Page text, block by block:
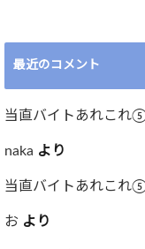
最近のコメント
当直バイトあれこれ
naka より
当直バイトあれこれ
お より